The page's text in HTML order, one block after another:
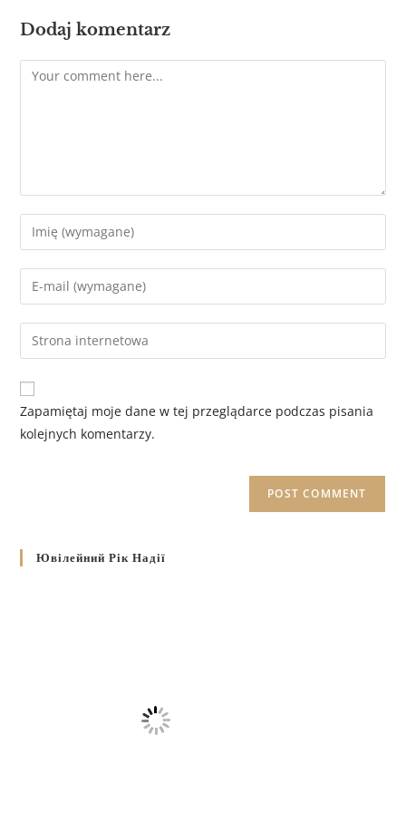
Dodaj komentarz
Zapamiętaj moje dane w tej przeglądarce podczas pisania
kolejnych komentarzy.
Ювілейний Рік Надії